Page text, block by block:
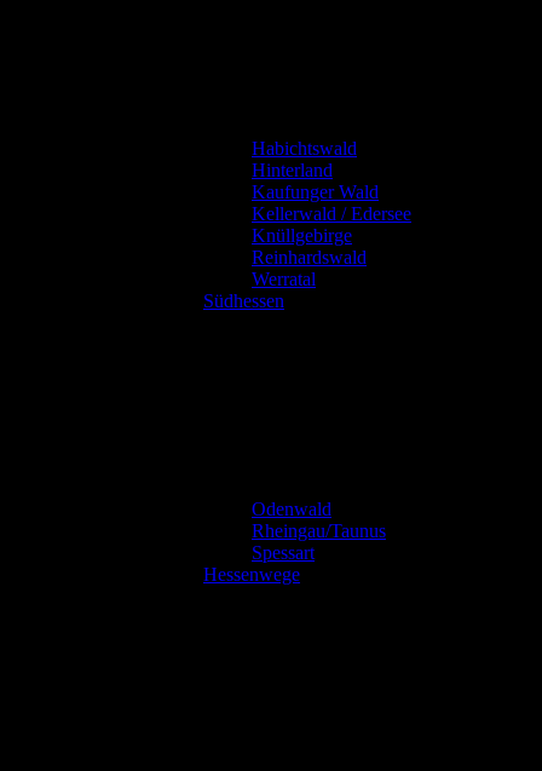
Habichtswald
Hinterland
Kaufunger Wald
Kellerwald / Edersee
Knüllgebirge
Reinhardswald
Werratal
Südhessen
Odenwald
Rheingau/Taunus
Spessart
Hessenwege